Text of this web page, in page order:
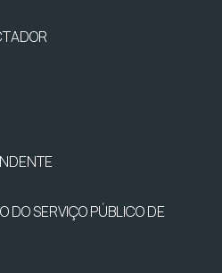
DO SERVIÇO PÚBLICO DE